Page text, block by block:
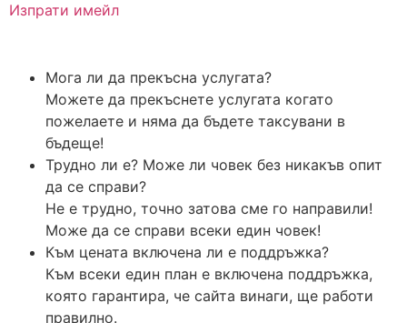
Изпрати имейл
Мога ли да прекъсна услугата?
Можете да прекъснете услугата когато
пожелаете и няма да бъдете таксувани в
бъдеще!
Трудно ли е? Може ли човек без никакъв опит
да се справи?
Не е трудно, точно затова сме го направили!
Може да се справи всеки един човек!
Към цената включена ли е поддръжка?
Към всеки един план е включена поддръжка,
която гарантира, че сайта винаги, ще работи
правилно.